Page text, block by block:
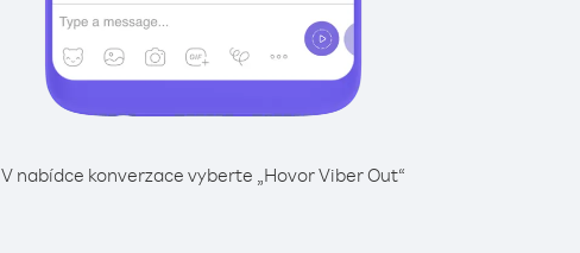
V nabídce konverzace vyberte „Hovor Viber Out“